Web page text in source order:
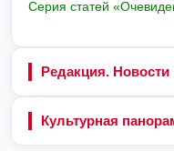
Серия статей
Редакция. Новости
Культурная